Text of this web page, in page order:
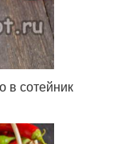
в сотейник